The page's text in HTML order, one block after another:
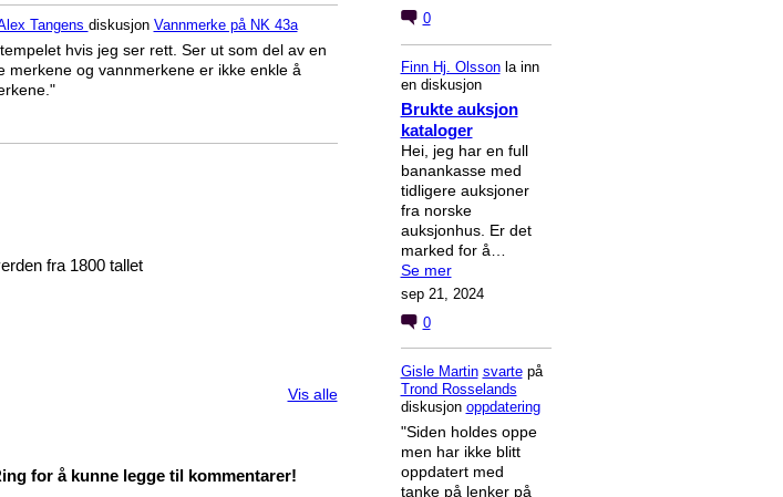
Tangens diskusjon Vannmerke på NK 43a
hvis jeg ser rett. Ser ut som del av en
merkene og vannmerkene er ikke enkle å
fra 1800 tallet
Vis alle
for å kunne legge til kommentarer!
0
Finn Hj. Olssonla inn
en diskusjon
Brukte auksjon
kataloger
Hei, jeg har en full
banankasse med
tidligere auksjoner
fra norske
auksjonhus. Er det
marked for å…
Se mer
sep 21, 2024
0
Gisle Martin svartepå
Trond Rosselands
diskusjon oppdatering
"Siden holdes oppe
men har ikke blitt
oppdatert med
tanke på lenker på